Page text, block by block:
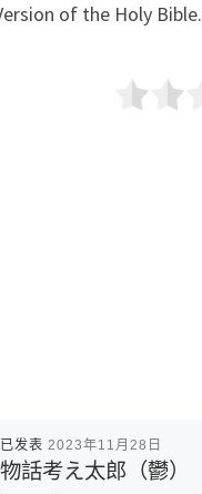
of the Holy Bible.
已发表 2023年11月28日
物話考え太郎（鬱）